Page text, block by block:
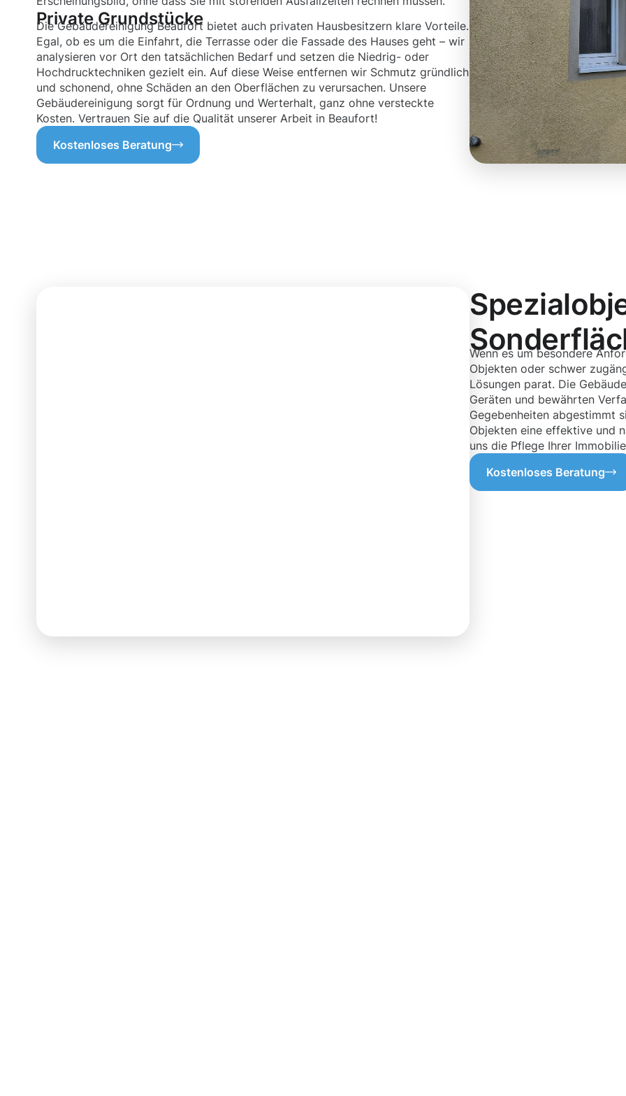
Private Grundstücke
Die Gebäudereinigung Beaufort bietet auch privaten Hausbesitzern klare Vorteile.
Egal, ob es um die Einfahrt, die Terrasse oder die Fassade des Hauses geht – wir
analysieren vor Ort den tatsächlichen Bedarf und setzen die Niedrig- oder
Hochdrucktechniken gezielt ein. Auf diese Weise entfernen wir Schmutz gründlich
und schonend, ohne Schäden an den Oberflächen zu verursachen. Unsere
Gebäudereinigung sorgt für Ordnung und Werterhalt, ganz ohne versteckte
Kosten. Vertrauen Sie auf die Qualität unserer Arbeit in Beaufort!
Kostenloses Beratung
Wenn es um besondere
Objekten oder schwer
Lösungen parat. Die
Geräten und bewährten
Gegebenheiten abgestimmt
Objekten eine effektive und
uns die Pflege Ihrer
Kostenloses Beratung